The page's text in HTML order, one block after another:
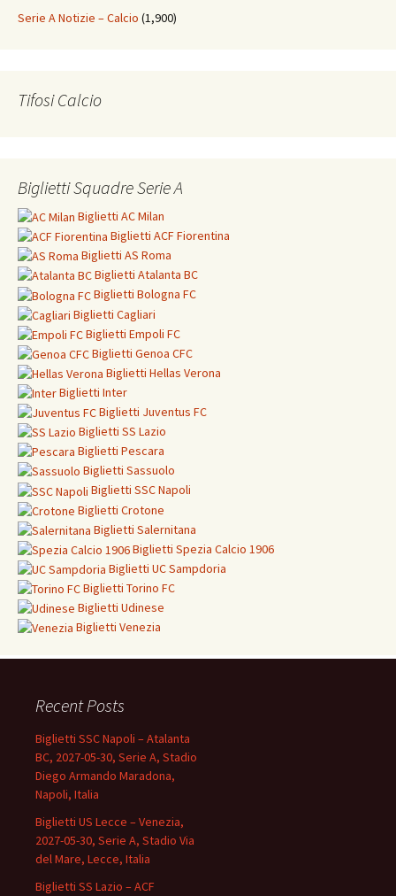
Serie A Notizie – Calcio (1,900)
Tifosi Calcio
Biglietti Squadre Serie A
Biglietti AC Milan
Biglietti ACF Fiorentina
Biglietti AS Roma
Biglietti Atalanta BC
Biglietti Bologna FC
Biglietti Cagliari
Biglietti Empoli FC
Biglietti Genoa CFC
Biglietti Hellas Verona
Biglietti Inter
Biglietti Juventus FC
Biglietti SS Lazio
Biglietti Pescara
Biglietti Sassuolo
Biglietti SSC Napoli
Biglietti Crotone
Biglietti Salernitana
Biglietti Spezia Calcio 1906
Biglietti UC Sampdoria
Biglietti Torino FC
Biglietti Udinese
Biglietti Venezia
Recent Posts
Biglietti SSC Napoli – Atalanta
BC, 2027-05-30, Serie A, Stadio
Diego Armando Maradona,
Napoli, Italia
Biglietti US Lecce – Venezia,
2027-05-30, Serie A, Stadio Via
del Mare, Lecce, Italia
Biglietti SS Lazio – ACF